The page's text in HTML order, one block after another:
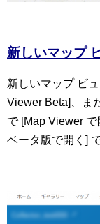
新しいマップ
新しいマップ ビ
Viewer Beta]、ま
で [Map Viewer
ベータ版で開く]